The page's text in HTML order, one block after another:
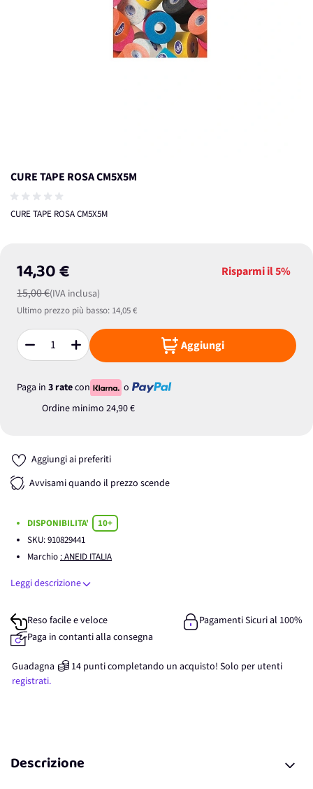
CURE TAPE ROSA CM5X5M
CURE TAPE ROSA CM5X5M
14,30 €
15,00 €(IVA inclusa)
Risparmi il5%
Ultimo prezzo più basso: 14,05 €
Quantità Aggiungi
Paga in 3 ratecon
o
Ordine minimo 24,90 €
Aggiungi ai preferiti
Avvisami quando il prezzo scende
DISPONIBILITA'
10+
SKU:910829441
Marchio : ANEID ITALIA
Leggi descrizione
Reso facile e veloce
Pagamenti Sicuri al 100%
Paga in contanti alla consegna
Guadagna 14 punticompletando un acquisto! Solo per utenti
registrati.
Descrizione